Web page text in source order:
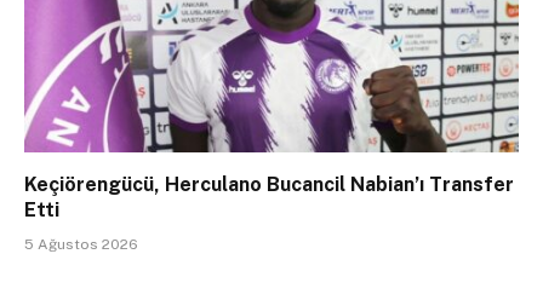
Keçiörengücü, Herculano Bucancil Nabian’ı Transfer
Etti
5 Ağustos 2026